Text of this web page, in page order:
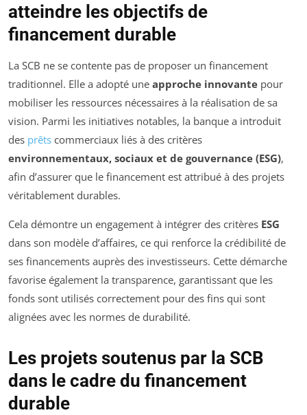
atteindre les objectifs de
financement durable
La SCB ne se contente pas de proposer un financement
traditionnel. Elle a adopté une approche innovante pour
mobiliser les ressources nécessaires à la réalisation de sa
vision. Parmi les initiatives notables, la banque a introduit
des prêts commerciaux liés à des critères
environnementaux, sociaux et de gouvernance (ESG),
afin d’assurer que le financement est attribué à des projets
véritablement durables.
Cela démontre un engagement à intégrer des critères ESG
dans son modèle d’affaires, ce qui renforce la crédibilité de
ses financements auprès des investisseurs. Cette démarche
favorise également la transparence, garantissant que les
fonds sont utilisés correctement pour des fins qui sont
alignées avec les normes de durabilité.
Les projets soutenus par la SCB
dans le cadre du financement
durable